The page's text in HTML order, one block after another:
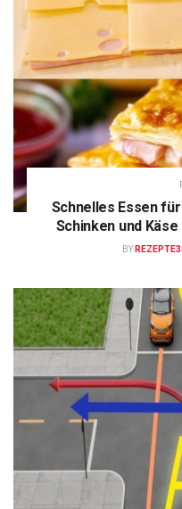
Schnelles Essen
Schinken und
BY